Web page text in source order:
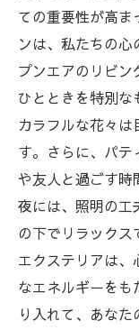
日常生活に
イディア集
一緒に見つ
クステリア
ての重要性が高ま
ンは、私たちの
プンエアのリビン
ひとときを特別な
カラフルな花々
す。さらに、パ
や友人と過ごす時
夜には、照明の工
の下でリラックス
エクステリアは、
なエネルギーをも
り入れて、あな